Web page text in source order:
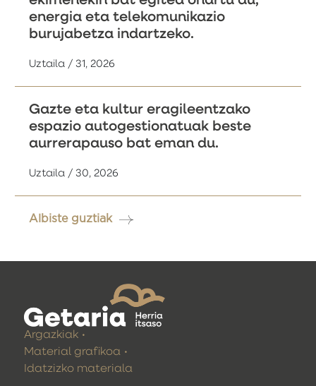
energia eta telekomunikazio
burujabetza indartzeko.
Uztaila / 31, 2026
Gazte eta kultur eragileentzako
espazio autogestionatuak beste
aurrerapauso bat eman du.
Uztaila / 30, 2026
Albiste guztiak
Argazkiak
Material grafikoa
Idatzizko materiala